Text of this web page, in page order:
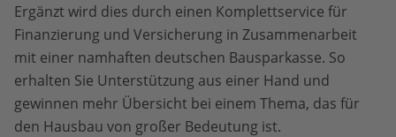
Ergänzt wird dies durch einen Komplettservice für
Finanzierung und Versicherung in Zusammenarbeit
mit einer namhaften deutschen Bausparkasse. So
erhalten Sie Unterstützung aus einer Hand und
gewinnen mehr Übersicht bei einem Thema, das für
den Hausbau von großer Bedeutung ist.